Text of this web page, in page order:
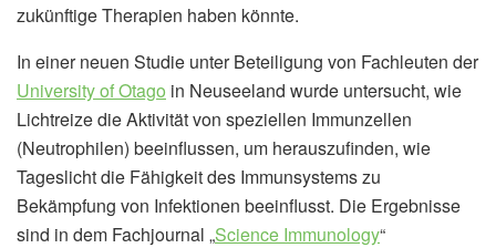
zukünftige Therapien haben könnte.
In einer neuen Studie unter Beteiligung von Fachleuten der
University of Otago in Neuseeland wurde untersucht, wie
Lichtreize die Aktivität von speziellen Immunzellen
(Neutrophilen) beeinflussen, um herauszufinden, wie
Tageslicht die Fähigkeit des Immunsystems zu
Bekämpfung von Infektionen beeinflusst. Die Ergebnisse
sind in dem Fachjournal „Science Immunology“